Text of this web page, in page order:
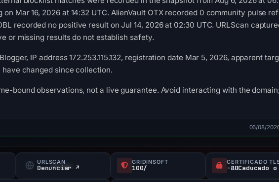
Mar 16, 2026 at 14:32 UTC. AlienVault OTX recorded 0 community pulse
recorded no positive result on Jul 14, 2026 at 02:30 UTC. URLScan
or missing results do not establish safety.
IP address 172.253.115.132, registration date Mar 5, 2026, apparent
changed since collection.
bound observations, not a live guarantee. Avoid interacting with the
06/08/
URLSCAN
Denunciar ↗
GRIDINSOFT
100/
CERTIFICADO